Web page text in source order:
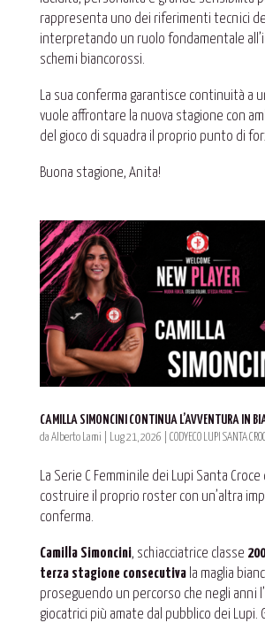
rappresenta uno dei riferimenti tecnici
interpretando un ruolo fondamentale
schemi biancorossi.
La sua conferma garantisce continuità a
vuole affrontare la nuova stagione con
del gioco di squadra il proprio punto di
Buona stagione, Anita!
CAMILLA SIMONCINI CONTINUA L’AVVENTURA IN
da Alberto Lami Lug 21, 2026 CODYECO LUPI SANTA
La Serie C Femminile dei Lupi Santa
costruire il proprio roster con un’altra
conferma.
Camilla Simoncini, schiacciatrice classe
terza stagione consecutivala maglia
proseguendo un percorso che negli anni
giocatrici più amate dal pubblico dei Lupi.